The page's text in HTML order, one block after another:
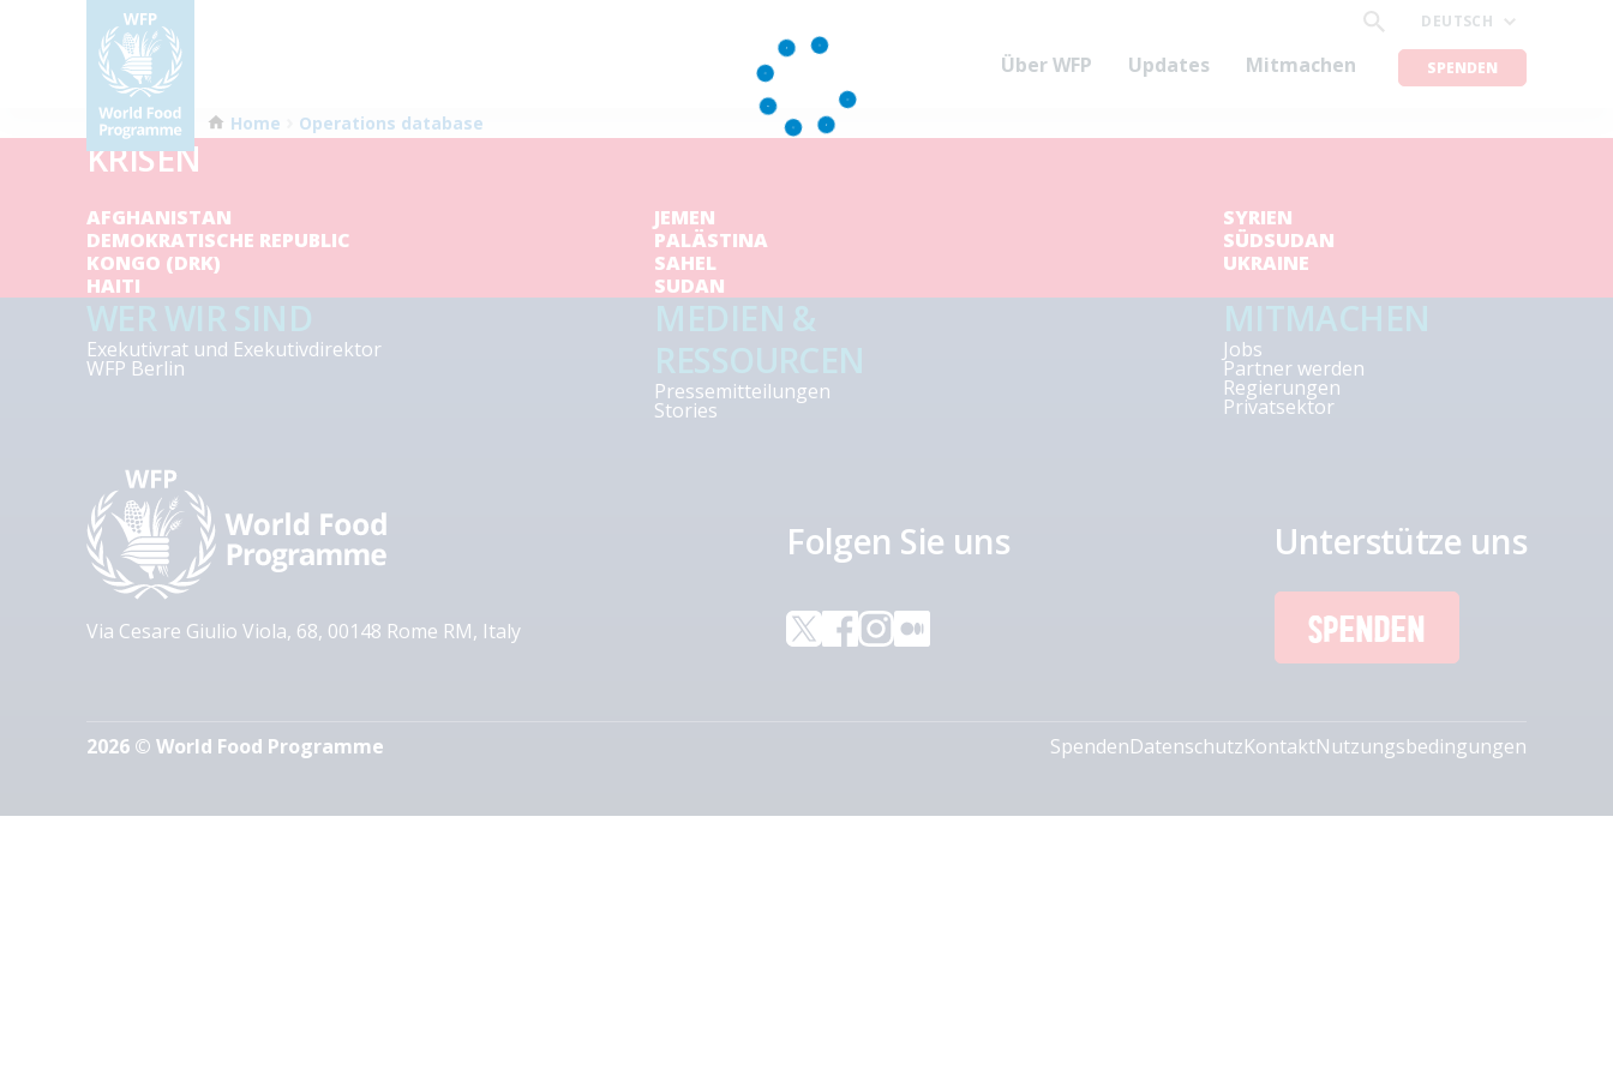
DEUTSCH
Über WFP Updates Mitmachen SPENDEN
Home Operations database
KRISEN
AFGHANISTAN
DEMOKRATISCHE REPUBLIC
KONGO (DRK)
HAITI
JEMEN
PALÄSTINA
SAHEL
SUDAN
SYRIEN
SÜDSUDAN
UKRAINE
Exekutivrat und Exekutivdirektor
WFP Berlin
Pressemitteilungen
Stories
Jobs
Partner werden
Regierungen
Privatsektor
Via Cesare Giulio Viola, 68, 00148 Rome RM, Italy
Folgen Sie uns Unterstütze uns
SPENDEN
2026 © World Food Programme SpendenDatenschutzKontaktNutzungsbedingungen